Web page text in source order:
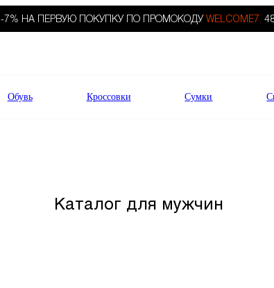
-7% НА ПЕРВУЮ ПОКУПКУ ПО ПРОМОКОДУ WELCOME7.
Обувь Кроссовки Сумки
Каталог для мужчин